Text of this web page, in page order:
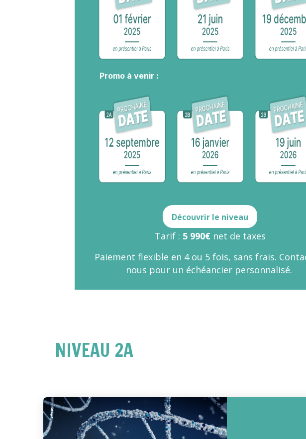
Promo à venir :
Découvrir le niveau
Tarif : 5 990€ net de taxes
Paiement flexible en 4 ou 5 fois, sans frais.
nous pour un échéancier personnalisé.
NIVEAU 2A